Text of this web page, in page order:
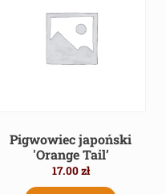
Pigwowiec japoński
'Orange Tail’
17.00zł